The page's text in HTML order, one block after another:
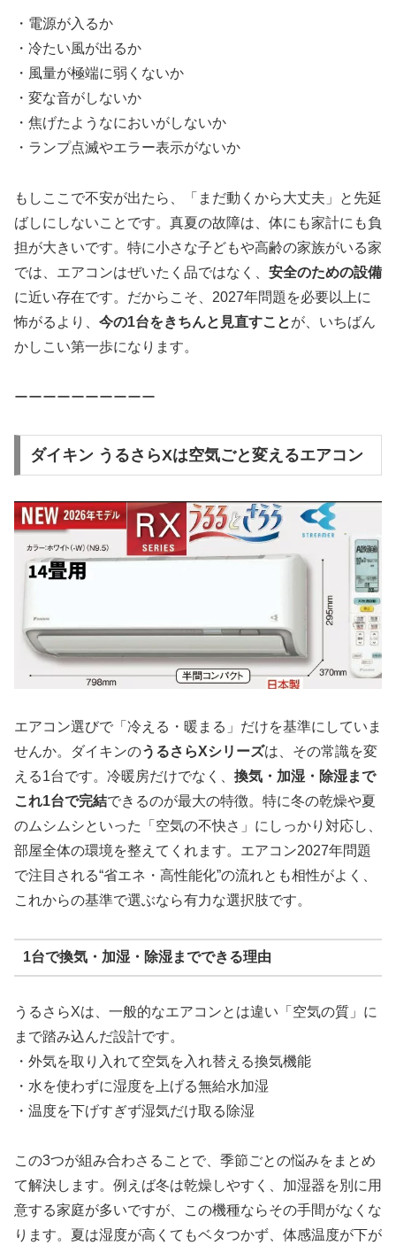
・電源が入るか
・冷たい風が出るか
・風量が極端に弱くないか
・変な音がしないか
・焦げたようなにおいがしないか
・ランプ点滅やエラー表示がないか
もしここで不安が出たら、「まだ動くから大丈夫」と先延
ばしにしないことです。真夏の故障は、体にも家計にも負
担が大きいです。特に小さな子どもや高齢の家族がいる家
では、エアコンはぜいたく品ではなく、 安全のための設備
に近い存在です。だからこそ、2027年問題を必要以上に
怖がるより、 今の1台をきちんと見直すことが、いちばん
かしこい第一歩になります。
ーーーーーーーーーー
ダイキン うるさらXは空気ごと変えるエアコン
エアコン選びで「冷える・暖まる」だけを基準にしていま
せんか。ダイキンのうるさらXシリーズは、その常識を変
える1台です。冷暖房だけでなく、 換気・加湿・除湿まで
これ1台で完結できるのが最大の特徴。特に冬の乾燥や夏
のムシムシといった「空気の不快さ」にしっかり対応し、
部屋全体の環境を整えてくれます。エアコン2027年問題
で注目される“省エネ・高性能化”の流れとも相性がよく、
これからの基準で選ぶなら有力な選択肢です。
1台で換気・加湿・除湿までできる理由
うるさらXは、一般的なエアコンとは違い「空気の質」に
まで踏み込んだ設計です。
・外気を取り入れて空気を入れ替える換気機能
・水を使わずに湿度を上げる無給水加湿
・温度を下げすぎず湿気だけ取る除湿
この3つが組み合わさることで、季節ごとの悩みをまとめ
て解決します。例えば冬は乾燥しやすく、加湿器を別に用
意する家庭が多いですが、この機種ならその手間がなくな
ります。夏は湿度が高くてもベタつかず、体感温度が下が